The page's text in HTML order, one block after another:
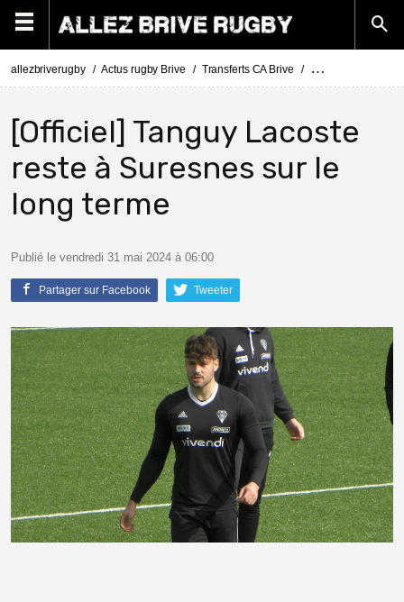
allezbriverugby Actus rugby Brive Transferts CA Brive Actus Transferts
[Officiel] Tanguy Lacoste
reste à Suresnes sur le
long terme
Publié le vendredi 31 mai 2024 à 06:00
Partager sur Facebook Tweeter